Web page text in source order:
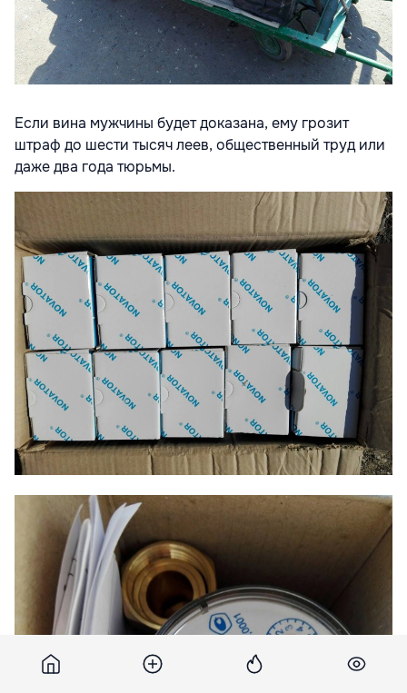
Если вина мужчины будет доказана, ему грозит
штраф до шести тысяч леев, общественный труд или
даже два года тюрьмы.